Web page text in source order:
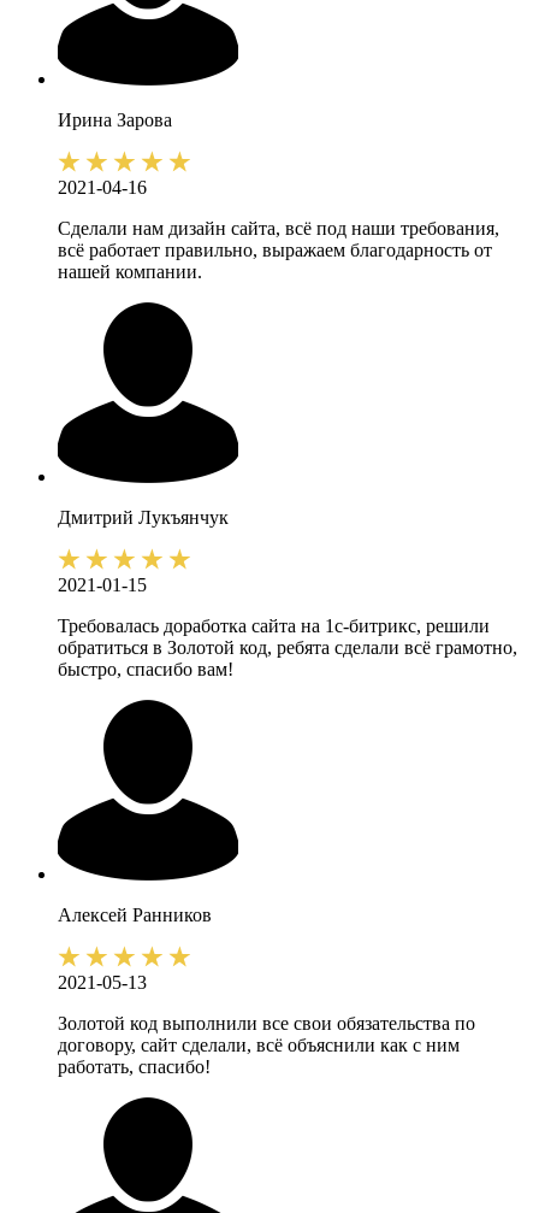
Ирина Зарова
2021-04-16
Сделали нам дизайн сайта, всё под наши требования,
всё работает правильно, выражаем благодарность от
нашей компании.
Дмитрий Лукъянчук
2021-01-15
Требовалась доработка сайта на 1с-битрикс, решили
обратиться в Золотой код, ребята сделали всё грамотно,
быстро, спасибо вам!
Алексей Ранников
2021-05-13
Золотой код выполнили все свои обязательства по
договору, сайт сделали, всё объяснили как с ним
работать, спасибо!